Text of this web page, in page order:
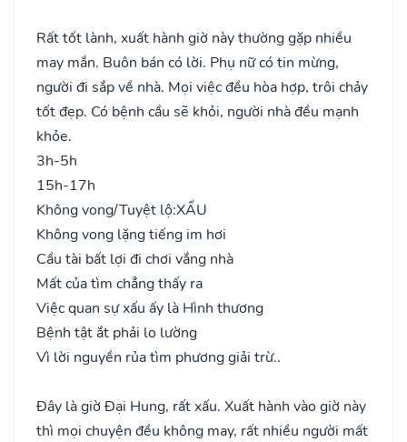
Rất tốt lành, xuất hành giờ này thường gặp nhiều
may mắn. Buôn bán có lời. Phụ nữ có tin mừng,
người đi sắp về nhà. Mọi việc đều hòa hợp, trôi chảy
tốt đẹp. Có bệnh cầu sẽ khỏi, người nhà đều mạnh
khỏe.
3h-5h
15h-17h
Không vong/Tuyệt lộ:XẤU
Không vong lặng tiếng im hơi
Cầu tài bất lợi đi chơi vắng nhà
Mất của tìm chẳng thấy ra
Việc quan sự xấu ấy là Hình thương
Bệnh tật ắt phải lo lường
Vì lời nguyền rủa tìm phương giải trừ..
Đây là giờ Đại Hung, rất xấu. Xuất hành vào giờ này
thì mọi chuyện đều không may, rất nhiều người mất